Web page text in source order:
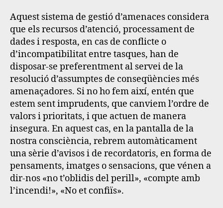
Aquest sistema de gestió d’amenaces considera
que els recursos d’atenció, processament de
dades i resposta, en cas de conflicte o
d’incompatibilitat entre tasques, han de
disposar-se preferentment al servei de la
resolució d’assumptes de conseqüències més
amenaçadores. Si no ho fem així, entén que
estem sent imprudents, que canviem l’ordre de
valors i prioritats, i que actuen de manera
insegura. En aquest cas, en la pantalla de la
nostra consciència, rebrem automàticament
una sèrie d’avisos i de recordatoris, en forma de
pensaments, imatges o sensacions, que vénen a
dir-nos «no t’oblidis del perill», «compte amb
l’incendi!», «No et confiïs».